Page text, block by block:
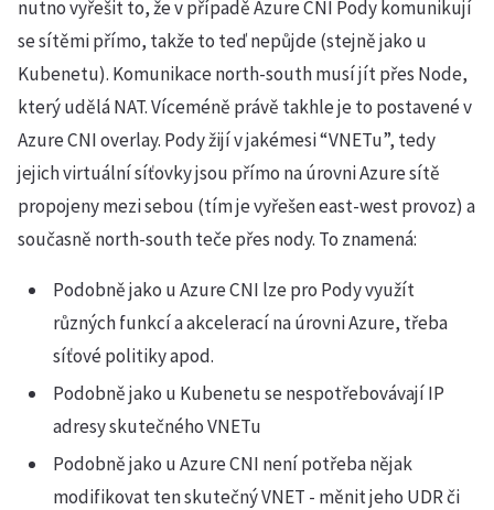
nutno vyřešit to, že v případě Azure CNI Pody komunikují
se sítěmi přímo, takže to teď nepůjde (stejně jako u
Kubenetu). Komunikace north-south musí jít přes Node,
který udělá NAT. Víceméně právě takhle je to postavené v
Azure CNI overlay. Pody žijí v jakémesi “VNETu”, tedy
jejich virtuální síťovky jsou přímo na úrovni Azure sítě
propojeny mezi sebou (tím je vyřešen east-west provoz) a
současně north-south teče přes nody. To znamená:
Podobně jako u Azure CNI lze pro Pody využít
různých funkcí a akcelerací na úrovni Azure, třeba
síťové politiky apod.
Podobně jako u Kubenetu se nespotřebovávají IP
adresy skutečného VNETu
Podobně jako u Azure CNI není potřeba nějak
modifikovat ten skutečný VNET - měnit jeho UDR či